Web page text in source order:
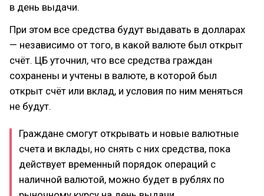
в день выдачи.
При этом все средства будут выдавать в долларах
— независимо от того, в какой валюте был открыт
счёт. ЦБ уточнил, что все средства граждан
сохранены и учтены в валюте, в которой был
открыт счёт или вклад, и условия по ним меняться
не будут.
Граждане смогут открывать и новые валютные
счета и вклады, но снять с них средства, пока
действует временный порядок операций с
наличной валютой, можно будет в рублях по